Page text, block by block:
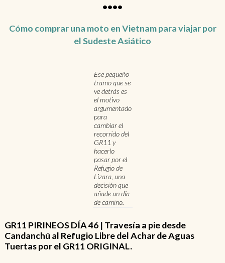
••••
Cómo comprar una moto en Vietnam para viajar por
el Sudeste Asiático
Ese pequeño
tramo que se
ve detrás es
el motivo
argumentado
para
cambiar el
recorrido del
GR11 y
hacerlo
pasar por el
Refugio de
Lizara, una
decisión que
añade un día
de camino.
GR11 PIRINEOS DÍA 46 | Travesía a pie desde
Candanchú al Refugio Libre del Achar de Aguas
Tuertas por el GR11 ORIGINAL.